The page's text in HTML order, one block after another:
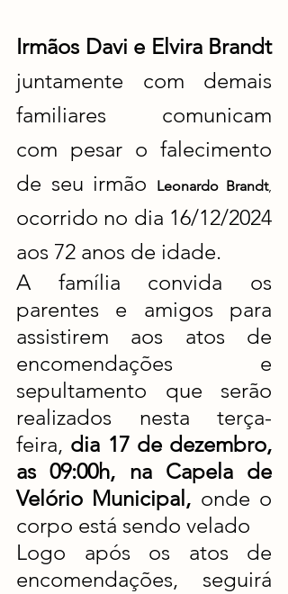
Irmãos Davi e Elvira Brandt
juntamente com demais
familiares  comunicam
com pesar o falecimento
de seu irmão
Leonardo Brandt,
ocorrido no dia 16/12/2024
aos 72 anos de idade.
A família convida os
parentes e amigos para
assistirem aos atos de
encomendações e
sepultamento que serão
realizados nesta terça-
feira, dia 17 de dezembro,
as 09:00h, na Capela de
Velório Municipal, onde o
corpo está sendo velado
Logo após os atos de
encomendações, seguirá